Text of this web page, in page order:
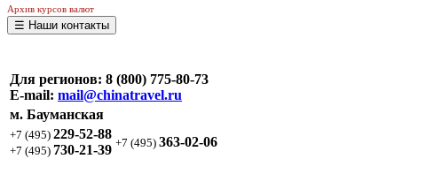
Архив курсов валют
☰ Наши контакты
Для регионов: 8 (800) 775-80-73
E-mail: mail@chinatravel.ru
м. Бауманская
+7 (495) 229-52-88
+7 (495) 730-21-39 +7 (495) 363-02-06